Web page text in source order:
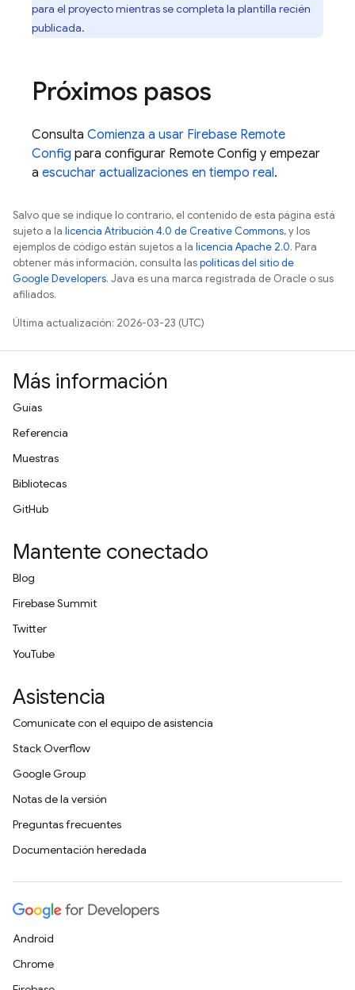
para el proyecto mientras se completa la plantilla recién
publicada.
Próximos pasos
Consulta Comienza a usar Firebase Remote
Config para configurar Remote Config y empezar
a escuchar actualizaciones en tiempo real.
Salvo que se indique lo contrario, el contenido de esta página está
sujeto a la licencia Atribución 4.0 de Creative Commons, y los
ejemplos de código están sujetos a la licencia Apache 2.0. Para
obtener más información, consulta laspolíticas del sitio de
Google Developers. Java es una marca registrada de Oracle o sus
afiliados.
Última actualización: 2026-03-23 (UTC)
Más información
Guías
Referencia
Muestras
Bibliotecas
GitHub
Mantente conectado
Blog
Firebase Summit
Twitter
YouTube
Asistencia
Comunícate con el equipo de asistencia
Stack Overflow
Google Group
Notas de la versión
Preguntas frecuentes
Documentación heredada
Android
Chrome